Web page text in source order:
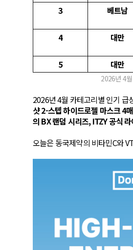
3
베트남
4
대만
5 대만
2026년 4
2026년 4월 카테고리별 인기 급
샷 2-스텝 하이드로젤 마스크 4
의 BX 랜덤 시리즈, ITZY 공식
오늘은 동국제약의 비타민C와